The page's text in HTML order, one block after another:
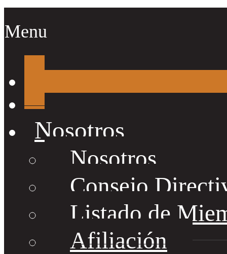
Menu
Nosotros
Nosotros
Consejo
Listado de
Afiliación